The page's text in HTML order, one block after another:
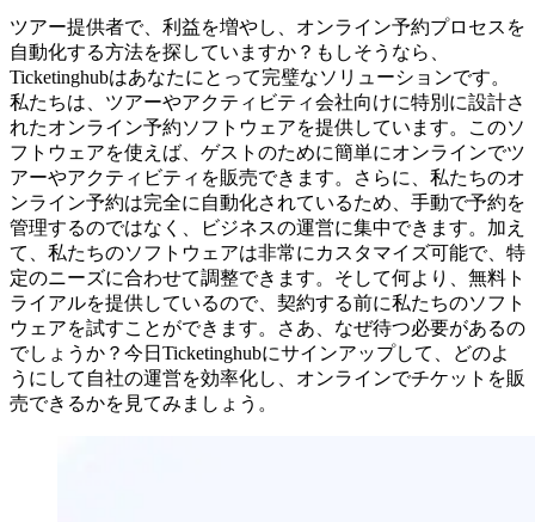
ツアー提供者で、利益を増やし、オンライン予約プロセスを
自動化する方法を探していますか？もしそうなら、
Ticketinghubはあなたにとって完璧なソリューションです。
私たちは、ツアーやアクティビティ会社向けに特別に設計さ
れたオンライン予約ソフトウェアを提供しています。このソ
フトウェアを使えば、ゲストのために簡単にオンラインでツ
アーやアクティビティを販売できます。さらに、私たちのオ
ンライン予約は完全に自動化されているため、手動で予約を
管理するのではなく、ビジネスの運営に集中できます。加え
て、私たちのソフトウェアは非常にカスタマイズ可能で、特
定のニーズに合わせて調整できます。そして何より、無料ト
ライアルを提供しているので、契約する前に私たちのソフト
ウェアを試すことができます。さあ、なぜ待つ必要があるの
でしょうか？今日Ticketinghubにサインアップして、どのよ
うにして自社の運営を効率化し、オンラインでチケットを販
売できるかを見てみましょう。